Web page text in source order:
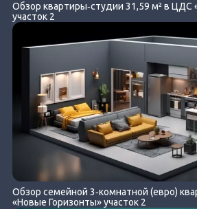
Обзор квартиры‐студии 31,59 м² в ЦДС
участок 2
Обзор семейной 3‐комнатной (евро)
«Новые Горизонты» участок 2